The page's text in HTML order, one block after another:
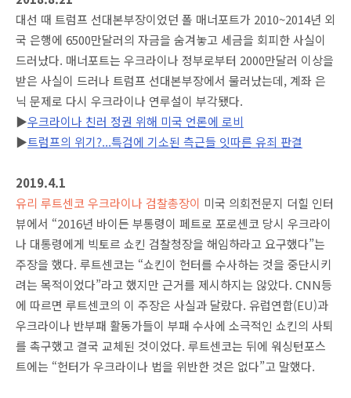
대선 때 트럼프 선대본부장이었던 폴 매너포트가 2010~2014년 외
국 은행에 6500만달러의 자금을 숨겨놓고 세금을 회피한 사실이
드러났다. 매너포트는 우크라이나 정부로부터 2000만달러 이상을
받은 사실이 드러나 트럼프 선대본부장에서 물러났는데, 계좌 은
닉 문제로 다시 우크라이나 연루설이 부각됐다.
▶우크라이나 친러 정권 위해 미국 언론에 로비
▶트럼프의 위기?...특검에 기소된 측근들 잇따른 유죄 판결
2019.4.1
유리 루트센코 우크라이나 검찰총장이 미국 의회전문지 더힐 인터
뷰에서 “2016년 바이든 부통령이 페트로 포로셴코 당시 우크라이
나 대통령에게 빅토르 쇼킨 검찰청장을 해임하라고 요구했다”는
주장을 했다. 루트센코는 “쇼킨이 헌터를 수사하는 것을 중단시키
려는 목적이었다”라고 했지만 근거를 제시하지는 않았다. CNN등
에 따르면 루트센코의 이 주장은 사실과 달랐다. 유럽연합(EU)과
우크라이나 반부패 활동가들이 부패 수사에 소극적인 쇼킨의 사퇴
를 촉구했고 결국 교체된 것이었다. 루트센코는 뒤에 워싱턴포스
트에는 “헌터가 우크라이나 법을 위반한 것은 없다”고 말했다.